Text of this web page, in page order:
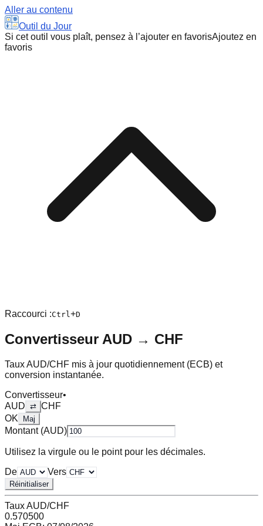
Aller au contenu
Outil du Jour
Si cet outil vous plaît, pensez à l’ajouter en favorisAjoutez en
favoris
Raccourci :Ctrl+D
Convertisseur AUD → CHF
TauxAUD/CHF mis à jour quotidiennement (ECB) et
conversion instantanée.
Convertisseur•
AUD ⇄ CHF
OK
Maj
Montant (AUD)
Utilisez la virgule ou le point pour les décimales.
De
Vers
Réinitialiser
TauxAUD/CHF
0.570500